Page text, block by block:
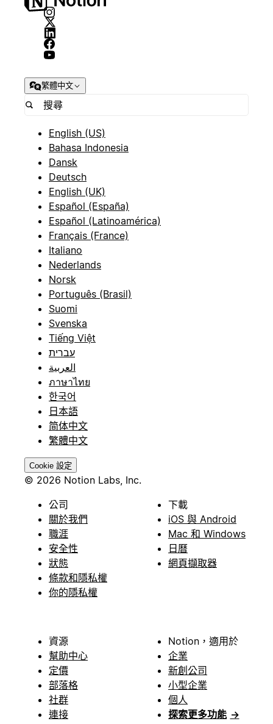
繁體中文
English (US)
Bahasa Indonesia
Dansk
Deutsch
English (UK)
Español (España)
Español (Latinoamérica)
Français (France)
Italiano
Nederlands
Norsk
Português (Brasil)
Suomi
Svenska
Tiếng Việt
עברית
العربية
ภาษาไทย
한국어
日本語
简体中文
繁體中文
Cookie 設定
© 2026 Notion Labs, Inc.
公司
關於我們
職涯
安全性
狀態
條款和隱私權
你的隱私權
下載
iOS 與 Android
Mac 和 Windows
日曆
網頁擷取器
資源
幫助中心
定價
部落格
社群
連接
Notion，適用於
企業
新創公司
小型企業
個人
探索更多功能 →